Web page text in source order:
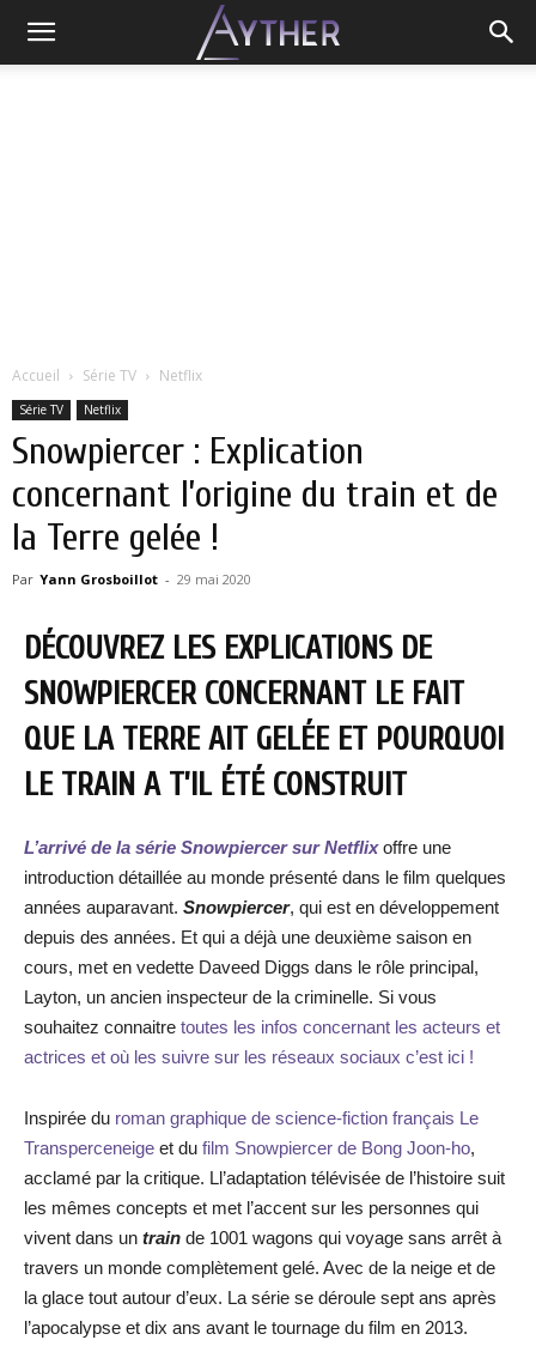
Accueil Série TV Netflix
Série TV Netflix
Snowpiercer : Explication
concernant l’origine du train et de
la Terre gelée !
Par Yann Grosboillot - 29 mai 2020
DÉCOUVREZ LES EXPLICATIONS DE
SNOWPIERCER CONCERNANT LE FAIT
QUE LA TERRE AIT GELÉE ET POURQUOI
LE TRAIN A T’IL ÉTÉ CONSTRUIT
L’arrivé de la série Snowpiercer sur Netflixoffre une
introduction détaillée au monde présenté dans le film quelques
années auparavant. Snowpiercer, qui est en développement
depuis des années. Et qui a déjà une deuxième saison en
cours, met en vedette Daveed Diggs dans le rôle principal,
Layton, un ancien inspecteur de la criminelle. Si vous
souhaitez connaitre toutes les infos concernant les acteurs et
actrices et où les suivre sur les réseaux sociaux c’est ici !
Inspirée du roman graphique de science-fiction français Le
Transperceneige et du film Snowpiercer de Bong Joon-ho,
acclamé par la critique. Ll’adaptation télévisée de l’histoire suit
les mêmes concepts et met l’accent sur les personnes qui
vivent dans un train de 1001 wagons qui voyage sans arrêt à
travers un monde complètement gelé. Avec de la neige et de
la glace tout autour d’eux. La série se déroule sept ans après
l’apocalypse et dix ans avant le tournage du film en 2013.